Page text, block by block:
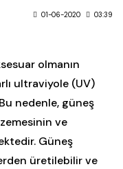
01-06-2020 03:39
olmanın
ultraviyole (UV)
nedenle, güneş
ve
Güneş
üretilebilir ve